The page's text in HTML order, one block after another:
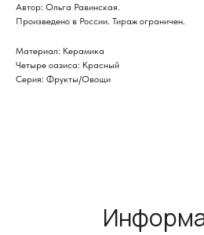
Автор: Ольга Равинская.
Произведено в России. Тираж ограничен.
Материал: Керамика
Четыре оазиса: Красный
Серия: Фрукты/Овощи